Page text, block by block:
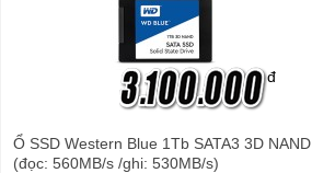
đ
Ổ SSD Western Blue 1Tb SATA3 3D NAND
(đọc: 560MB/s /ghi: 530MB/s)